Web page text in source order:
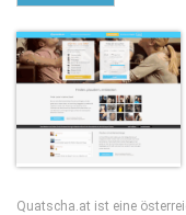
Quatscha.at ist eine